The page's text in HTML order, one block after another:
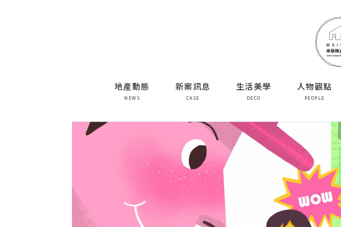
地產動態
NEWS
新案訊息
CASE
生活美學
DECO
人物觀點
PEOPLE